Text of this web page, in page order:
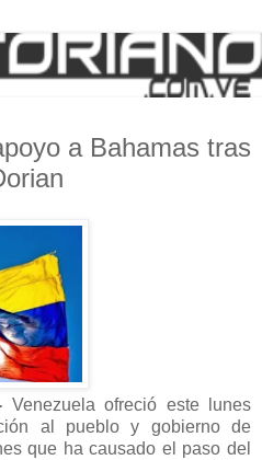
a Bahamas tras
Venezuela ofreció este lunes
al pueblo y gobierno de
que ha causado el paso del